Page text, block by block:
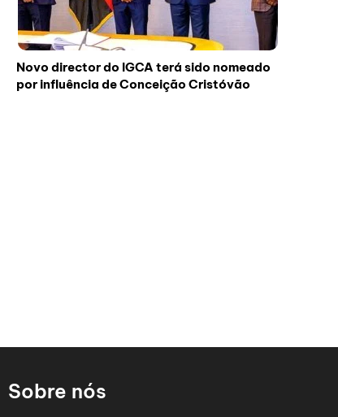
Novo director do IGCA terá sido nomeado
por influência de Conceição Cristóvão
Sobre nós